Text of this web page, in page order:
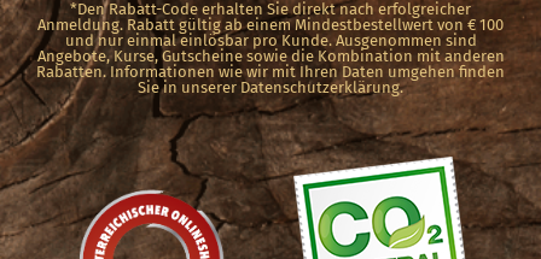
werden
*Den Rabatt-Code erhalten Sie direkt nach erfolgreicher
Anmeldung. Rabatt gültig ab einem Mindestbestellwert von € 100
und nur einmal einlösbar pro Kunde. Ausgenommen sind
Angebote, Kurse, Gutscheine sowie die Kombination mit anderen
Rabatten. Informationen wie wir mit Ihren Daten umgehen finden
Sie in unserer Datenschutzerklärung.